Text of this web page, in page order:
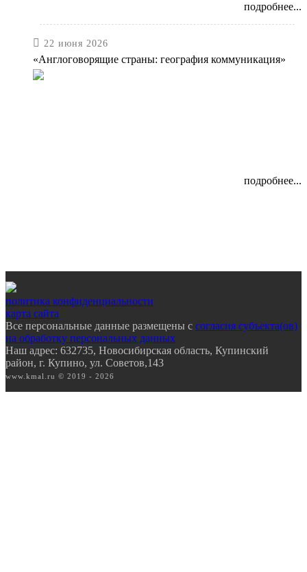
подробнее...
 22 июня 2026
«Англоговорящие страны: география коммуникация»
подробнее...
политика конфиденциальности
карта сайта
Все персональные данные размещены с согласия субъекта(ов)
на обработку персональных данных
Наш адрес: 632735, Новосибирская область, Купинский
район, г. Купино, ул. Советов,143
www.kmal.ru © 2019 - 2026